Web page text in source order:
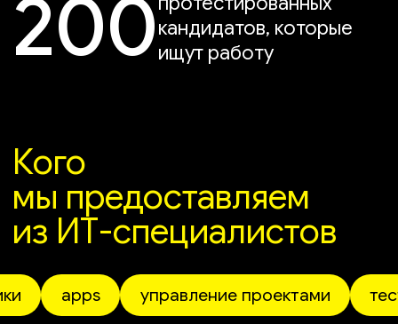
преимущества
Знание рынка ИТ
на одном языке с ИТ-
профессионалами
Мы не перекупаем
кандидатов
Мы за этичный подход на рынке.
находить подходящих кандидатов,
поэтому работаем только с теми, кто
находится в поиске работы